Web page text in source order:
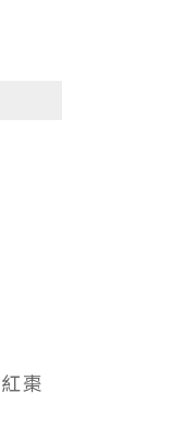
棗